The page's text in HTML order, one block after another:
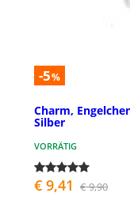
-5%
Charm,
Silber
VORRÄTIG
€ 9,41 € 9,90